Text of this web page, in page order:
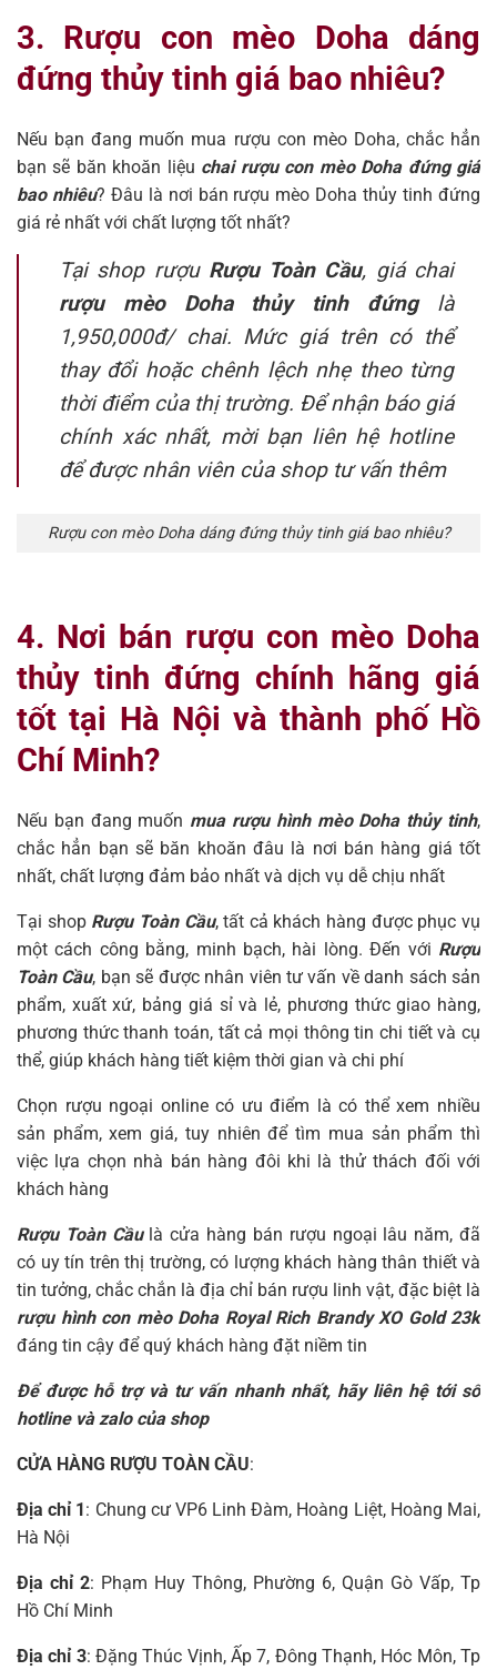
3. Rượu con mèo Doha dáng
đứng thủy tinh giá bao nhiêu?
Nếu bạn đang muốn mua rượu con mèo Doha, chắc hẳn
bạn sẽ băn khoăn liệu chai rượu con mèo Doha đứng giá
bao nhiêu? Đâu là nơi bán rượu mèo Doha thủy tinh đứng
giá rẻ nhất với chất lượng tốt nhất?
Tại shop rượu Rượu Toàn Cầu, giá chai
rượu mèo Doha thủy tinh đứnglà
1,950,000đ/ chai. Mức giá trên có thể
thay đổi hoặc chênh lệch nhẹ theo từng
thời điểm của thị trường. Để nhận báo giá
chính xác nhất, mời bạn liên hệ hotline
để được nhân viên của shop tư vấn thêm
Rượu con mèo Doha dáng đứng thủy tinh giá bao nhiêu?
4. Nơi bán rượu con mèo Doha
thủy tinh đứng chính hãng giá
tốt tại Hà Nội và thành phố Hồ
Chí Minh?
Nếu bạn đang muốn mua rượu hình mèo Doha thủy tinh,
chắc hẳn bạn sẽ băn khoăn đâu là nơi bán hàng giá tốt
nhất, chất lượng đảm bảo nhất và dịch vụ dễ chịu nhất
Tại shop Rượu Toàn Cầu, tất cả khách hàng được phục vụ
một cách công bằng, minh bạch, hài lòng. Đến với Rượu
Toàn Cầu, bạn sẽ được nhân viên tư vấn về danh sách sản
phẩm, xuất xứ, bảng giá sỉ và lẻ, phương thức giao hàng,
phương thức thanh toán, tất cả mọi thông tin chi tiết và cụ
thể, giúp khách hàng tiết kiệm thời gian và chi phí
Chọn rượu ngoại online có ưu điểm là có thể xem nhiều
sản phẩm, xem giá, tuy nhiên để tìm mua sản phẩm thì
việc lựa chọn nhà bán hàng đôi khi là thử thách đối với
khách hàng
Rượu Toàn Cầulà cửa hàng bán rượu ngoại lâu năm, đã
có uy tín trên thị trường, có lượng khách hàng thân thiết và
tin tưởng, chắc chắn là địa chỉ bán rượu linh vật, đặc biệt là
rượu hình con mèo Doha Royal Rich Brandy XO Gold 23k
đáng tin cậy để quý khách hàng đặt niềm tin
Để được hỗ trợ và tư vấn nhanh nhất, hãy liên hệ tới số
hotline và zalo của shop
CỬA HÀNG RƯỢU TOÀN CẦU:
Địa chỉ 1: Chung cư VP6 Linh Đàm, Hoàng Liệt, Hoàng Mai,
Hà Nội
Địa chỉ 2: Phạm Huy Thông, Phường 6, Quận Gò Vấp, Tp
Hồ Chí Minh
Địa chỉ 3: Đặng Thúc Vịnh, Ấp 7, Đông Thạnh, Hóc Môn, Tp